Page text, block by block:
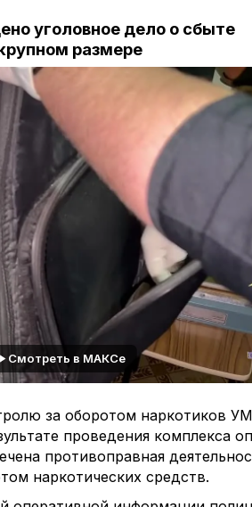
уголовное дело о сбыте
размере
Смотреть в МАКСе
за оборотом наркотиков
проведения комплекса
противоправная
наркотических средств.